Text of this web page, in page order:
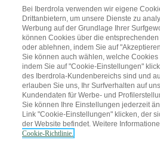
Kommunikationsdatenblätter und
Datenaustausch:
Iberdrola Energie Deutschland GmbH
Friedrichstraße 200, D-10117 Berlin
Iberdrola Energie - Kontaktdatenblatt
BKV StromIberdrola Energie -
Iberdrola Energie -
Iberdrola Strom GmbH
Friedrichstraße 200, D-10117 Berlin
Iberdrola Strom - Kontaktdatenblatt
Wiederverkäufernachweis
Bei Iberdrola verwenden wir eigene
Drittanbietern, um unsere Dienste zu
Werbung auf der Grundlage Ihrer
können Cookies über die
oder ablehnen, indem Sie auf
Sie können auch wählen, welche
indem Sie auf "Cookie-Einstellungen"
des Iberdrola-Kundenbereichs sind und
erlauben Sie uns, Ihr Surfverhalten auf
Kundendaten für Werbe- und
Sie können Ihre Einstellungen jederzeit
Link "Cookie-Einstellungen" klicken, der
der Website befindet. Weitere
Cookie-Richtlinie.